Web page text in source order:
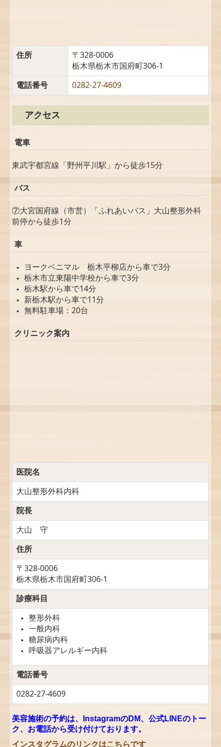
クリニック案内
医院名
大山整形外科内科
院長
大山 守
住所
〒328-0006
栃木県栃木市国府町306-1
診療科目
整形外科
一般内科
糖尿病内科
呼吸器アレルギー内科
電話番号
0282-27-4609
美容施術の予約は、InstagramのDM、公式LINEのトー
ク、お電話から受け付けております。
インスタグラムのリンクはこちらです
住所
〒328-0006
栃木県栃木市国府町306-1
電話番号
0282-27-4609
アクセス
電車
東武宇都宮線「野州平川駅」から徒歩15分
バス
⑦大宮国府線（市営）「ふれあいバス」大山整形外科
前停から徒歩1分
車
ヨークベニマル 栃木平柳店から車で3分
栃木市立東陽中学校から車で3分
栃木駅から車で14分
新栃木駅から車で11分
無料駐車場：20台